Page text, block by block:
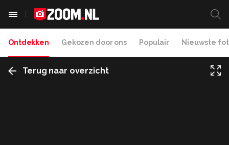
Ontdekken Gekozen door ons Populair Nieuwste
Terug naar overzicht